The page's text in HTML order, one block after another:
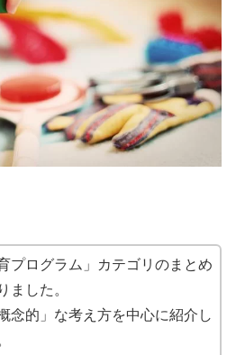
プログラム」カテゴリのまとめ
ました。
念的」な考え方を中心に紹介し